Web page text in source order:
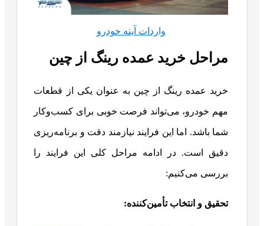
واردات آینه خودرو
مراحل خرید عمده رینگ از چین
خرید عمده رینگ از چین به عنوان یکی از قطعات
مهم خودرو، می‌تواند فرصت خوبی برای کسب‌وکار
شما باشد. اما این فرایند نیازمند دقت و برنامه‌ریزی
دقیق است. در ادامه مراحل کلی این فرایند را
بررسی می‌کنیم:
تحقیق و انتخاب تأمین‌کننده: